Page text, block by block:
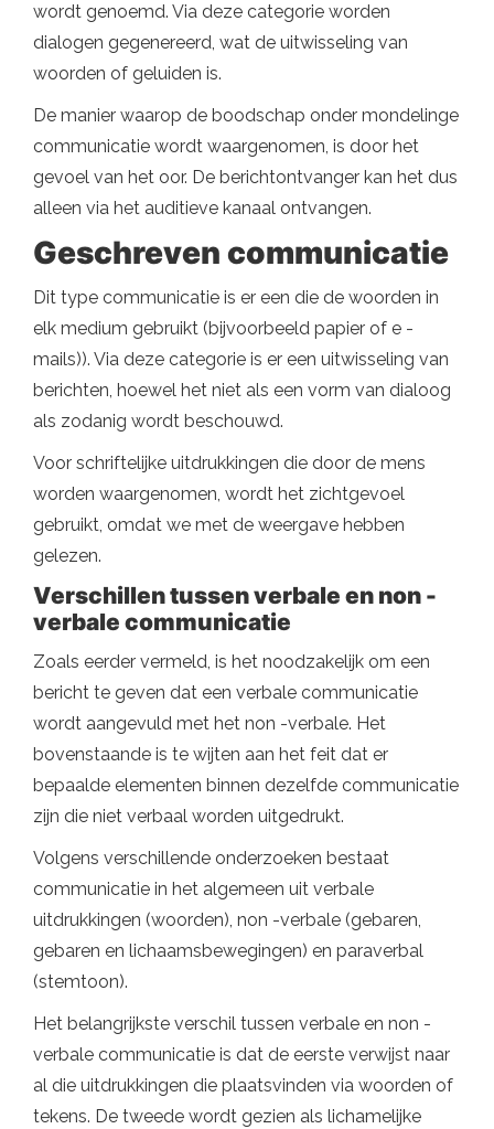
wordt genoemd. Via deze categorie worden
dialogen gegenereerd, wat de uitwisseling van
woorden of geluiden is.
De manier waarop de boodschap onder mondelinge
communicatie wordt waargenomen, is door het
gevoel van het oor. De berichtontvanger kan het dus
alleen via het auditieve kanaal ontvangen.
Geschreven communicatie
Dit type communicatie is er een die de woorden in
elk medium gebruikt (bijvoorbeeld papier of e -
mails)). Via deze categorie is er een uitwisseling van
berichten, hoewel het niet als een vorm van dialoog
als zodanig wordt beschouwd.
Voor schriftelijke uitdrukkingen die door de mens
worden waargenomen, wordt het zichtgevoel
gebruikt, omdat we met de weergave hebben
gelezen.
Verschillen tussen verbale en non -
verbale communicatie
Zoals eerder vermeld, is het noodzakelijk om een ​​
bericht te geven dat een verbale communicatie
wordt aangevuld met het non -verbale. Het
bovenstaande is te wijten aan het feit dat er
bepaalde elementen binnen dezelfde communicatie
zijn die niet verbaal worden uitgedrukt.
Volgens verschillende onderzoeken bestaat
communicatie in het algemeen uit verbale
uitdrukkingen (woorden), non -verbale (gebaren,
gebaren en lichaamsbewegingen) en paraverbal
(stemtoon).
Het belangrijkste verschil tussen verbale en non -
verbale communicatie is dat de eerste verwijst naar
al die uitdrukkingen die plaatsvinden via woorden of
tekens. De tweede wordt gezien als lichamelijke